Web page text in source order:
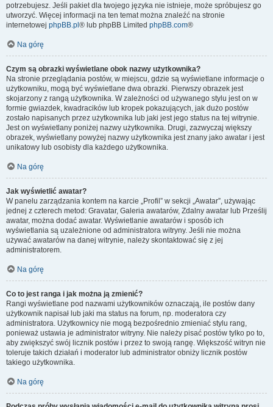
potrzebujesz. Jeśli pakiet dla twojego języka nie istnieje, może spróbujesz go
utworzyć. Więcej informacji na ten temat można znaleźć na stronie
internetowej phpBB.pl ® lub phpBB Limited phpBB.com®
Na górę
Czym są obrazki wyświetlane obok nazwy użytkownika?
Na stronie przeglądania postów, w miejscu, gdzie są wyświetlane informacje o
użytkowniku, mogą być wyświetlane dwa obrazki. Pierwszy obrazek jest
skojarzony z rangą użytkownika. W zależności od używanego stylu jest on w
formie gwiazdek, kwadracików lub kropek pokazujących, jak dużo postów
zostało napisanych przez użytkownika lub jaki jest jego status na tej witrynie.
Jest on wyświetlany poniżej nazwy użytkownika. Drugi, zazwyczaj większy
obrazek, wyświetlany powyżej nazwy użytkownika jest znany jako awatar i jest
unikatowy lub osobisty dla każdego użytkownika.
Na górę
Jak wyświetlić awatar?
W panelu zarządzania kontem na karcie „Profil” w sekcji „Awatar”, używając
jednej z czterech metod: Gravatar, Galeria awatarów, Zdalny awatar lub Prześlij
awatar, można dodać awatar. Wyświetlanie awatarów i sposób ich
wyświetlania są uzależnione od administratora witryny. Jeśli nie można
używać awatarów na danej witrynie, należy skontaktować się z jej
administratorem.
Na górę
Co to jest ranga i jak można ją zmienić?
Rangi wyświetlane pod nazwami użytkowników oznaczają, ile postów dany
użytkownik napisał lub jaki ma status na forum, np. moderatora czy
administratora. Użytkownicy nie mogą bezpośrednio zmieniać stylu rang,
ponieważ ustawia je administrator witryny. Nie należy pisać postów tylko po to,
aby zwiększyć swój licznik postów i przez to swoją rangę. Większość witryn nie
toleruje takich działań i moderator lub administrator obniży licznik postów
takiego użytkownika.
Na górę